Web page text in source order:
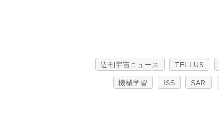
週刊宇宙ニュース TELLUS
機械学習 ISS SAR